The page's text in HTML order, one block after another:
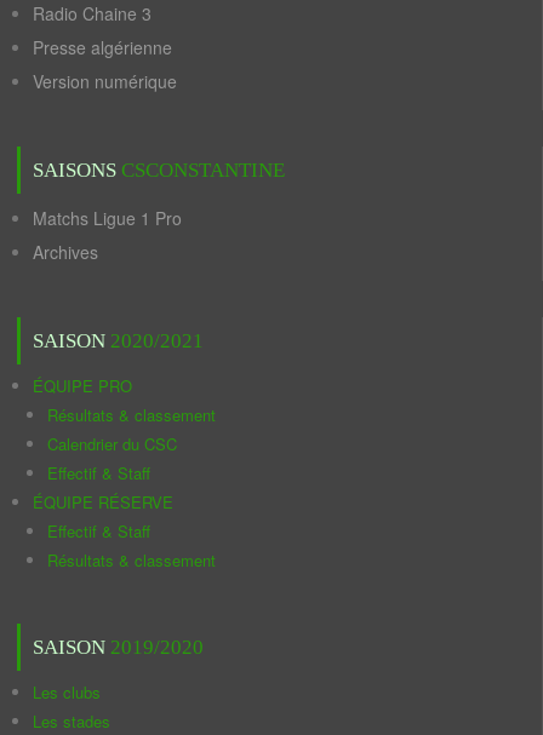
Radio Chaine 3
Presse algérienne
Version numérique
SAISONS CSCONSTANTINE
Matchs Ligue 1 Pro
Archives
SAISON 2020/2021
ÉQUIPE PRO
Résultats & classement
Calendrier du CSC
Effectif & Staff
ÉQUIPE RÉSERVE
Effectif & Staff
Résultats & classement
SAISON 2019/2020
Les clubs
Les stades